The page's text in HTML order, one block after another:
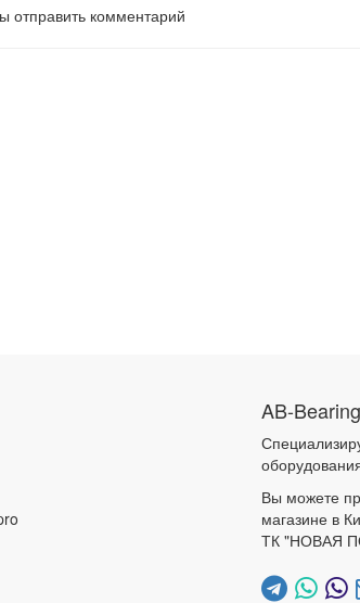
отправить комментарий
AB-
Вы можете
магазине в
ТК "НОВАЯ